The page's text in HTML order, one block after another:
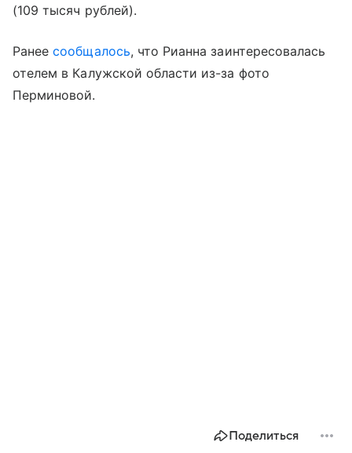
(109 тысяч рублей).
Ранеесообщалось, что Рианна заинтересовалась
отелем в Калужской области из-за фото
Перминовой.
Поделиться